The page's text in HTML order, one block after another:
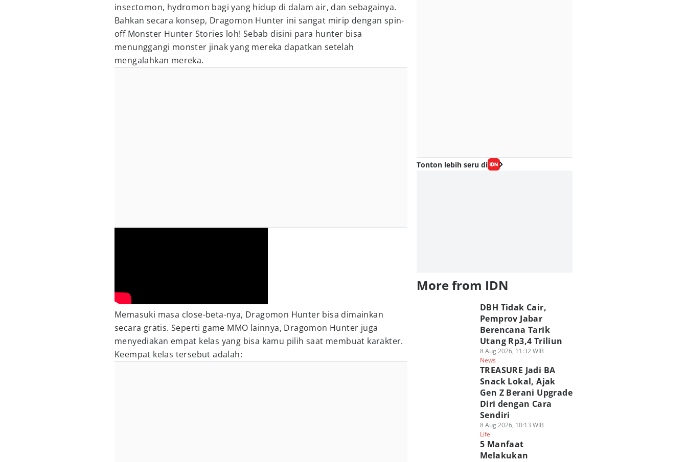
insectomon, hydromon bagi yang hidup di dalam air, dan sebagainya.
Bahkan secara konsep, Dragomon Hunter ini sangat mirip dengan spin-
off Monster Hunter Stories loh! Sebab disini para hunter bisa
menunggangi monster jinak yang mereka dapatkan setelah
mengalahkan mereka.
Memasuki masa close-beta-nya, Dragomon Hunter bisa dimainkan
secara gratis. Seperti game MMO lainnya, Dragomon Hunter juga
menyediakan empat kelas yang bisa kamu pilih saat membuat karakter.
Keempat kelas tersebut adalah:
Tonton lebih seru di
More from IDN
DBH Tidak Cair,
Pemprov Jabar
Berencana Tarik
Utang Rp3,4 Triliun
8 Aug 2026, 11:32 WIB
News
TREASURE Jadi BA
Snack Lokal, Ajak
Gen Z Berani Upgrade
Diri dengan Cara
Sendiri
8 Aug 2026, 10:13 WIB
Life
5 Manfaat
Melakukan